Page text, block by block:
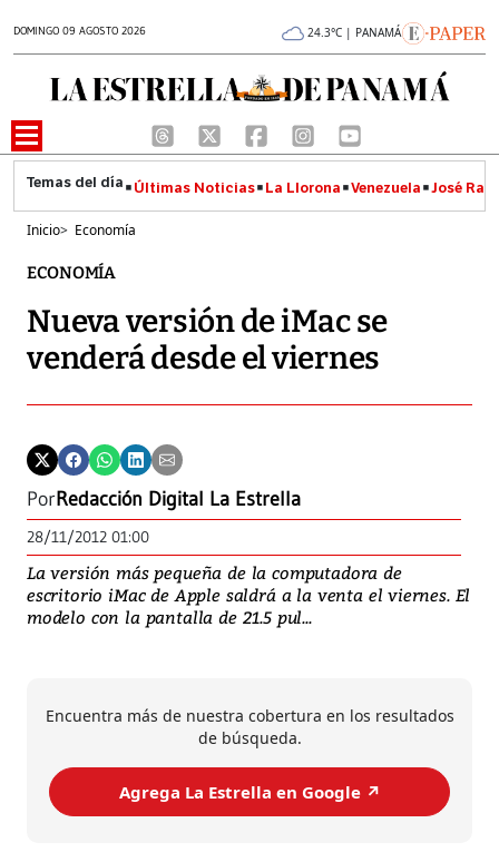
DOMINGO 09 AGOSTO 2026 24.3°C | PANAMÁ
Últimas Noticias La Llorona Venezuela José
Inicio> Economía
ECONOMÍA
Nueva versión de iMac se
venderá desde el viernes
PorRedacción Digital La Estrella
28/11/2012 01:00
La versión más pequeña de la computadora de
escritorio iMac de Apple saldrá a la venta el viernes. El
modelo con la pantalla de 21.5 pul...
Encuentra más de nuestra cobertura en los resultados
de búsqueda.
Agrega La Estrella en Google ↗️